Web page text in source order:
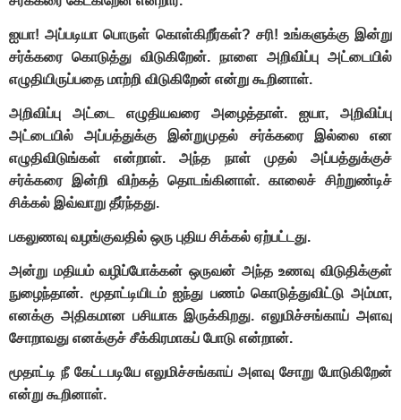
ஐயா! அப்படியா பொருள் கொள்கிறீர்கள்? சரி! உங்களுக்கு இன்று
சர்க்கரை கொடுத்து விடுகிறேன். நாளை அறிவிப்பு அட்டையில்
எழுதியிருப்பதை மாற்றி விடுகிறேன் என்று கூறினாள்.
அறிவிப்பு அட்டை எழுதியவரை அழைத்தாள். ஐயா, அறிவிப்பு
அட்டையில் அப்பத்துக்கு இன்றுமுதல் சர்க்கரை இல்லை என
எழுதிவிடுங்கள் என்றாள். அந்த நாள் முதல் அப்பத்துக்குச்
சர்க்கரை இன்றி விற்கத் தொடங்கினாள். காலைச் சிற்றுண்டிச்
சிக்கல் இவ்வாறு தீர்ந்தது.
பகலுணவு வழங்குவதில் ஒரு புதிய சிக்கல் ஏற்பட்டது.
அன்று மதியம் வழிப்போக்கன் ஒருவன் அந்த உணவு விடுதிக்குள்
நுழைந்தான். மூதாட்டியிடம் ஐந்து பணம் கொடுத்துவிட்டு அம்மா,
எனக்கு அதிகமான பசியாக இருக்கிறது. எலுமிச்சங்காய் அளவு
சோறாவது எனக்குச் சீக்கிரமாகப் போடு என்றான்.
மூதாட்டி நீ கேட்டபடியே எலுமிச்சங்காய் அளவு சோறு போடுகிறேன்
என்று கூறினாள்.